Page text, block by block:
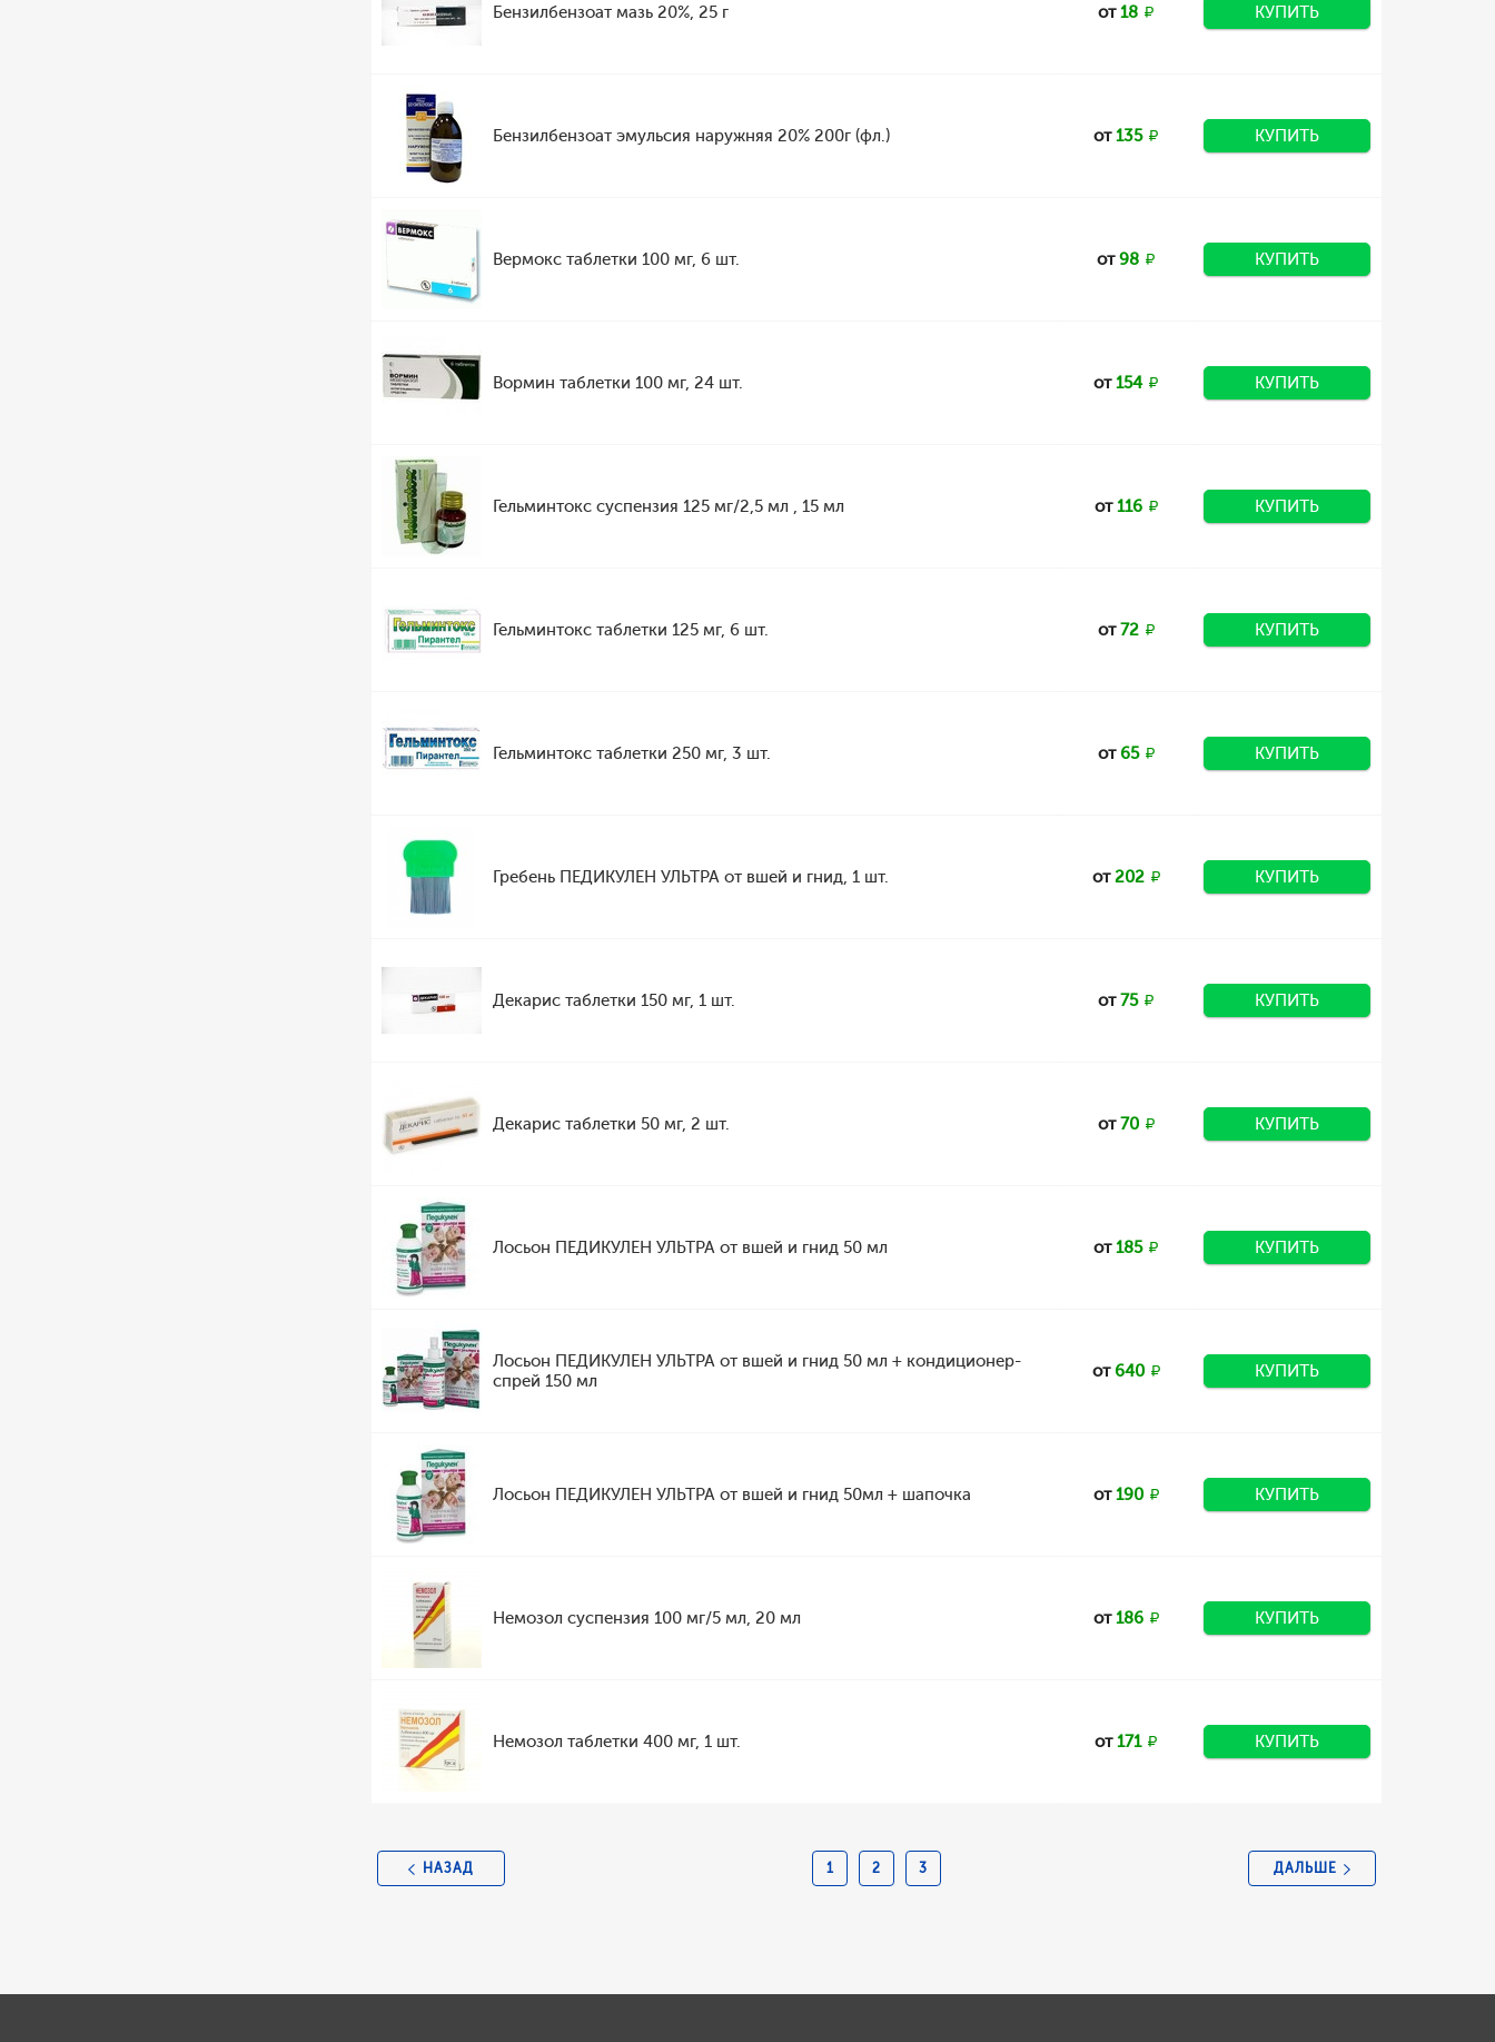
Бензилбензоат мазь 20%, 25 г от18 КУПИТЬ
Бензилбензоат эмульсия наружняя 20% 200г (фл.) от135 КУПИТЬ
Вермокс таблетки 100 мг, 6 шт. от98 КУПИТЬ
Вормин таблетки 100 мг, 24 шт. от154 КУПИТЬ
Гельминтокс суспензия 125 мг/2,5 мл , 15 мл от116 КУПИТЬ
Гельминтокс таблетки 125 мг, 6 шт. от72 КУПИТЬ
Гельминтокс таблетки 250 мг, 3 шт. от65 КУПИТЬ
Гребень ПЕДИКУЛЕН УЛЬТРА от вшей и гнид, 1 шт. от202 КУПИТЬ
Декарис таблетки 150 мг, 1 шт. от75 КУПИТЬ
Декарис таблетки 50 мг, 2 шт. от70 КУПИТЬ
Лосьон ПЕДИКУЛЕН УЛЬТРА от вшей и гнид 50 мл от185 КУПИТЬ
Лосьон ПЕДИКУЛЕН УЛЬТРА от вшей и гнид 50 мл + кондиционер-
спрей 150 мл
от640 КУПИТЬ
Лосьон ПЕДИКУЛЕН УЛЬТРА от вшей и гнид 50мл + шапочка от190 КУПИТЬ
Немозол суспензия 100 мг/5 мл, 20 мл от186 КУПИТЬ
Немозол таблетки 400 мг, 1 шт. от171 КУПИТЬ
НАЗАД 1 2 3 ДАЛЬШЕ